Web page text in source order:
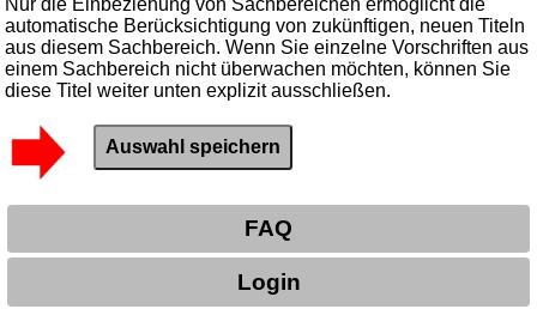
automatische Berücksichtigung von zukünftigen, neuen Titeln
aus diesem Sachbereich. Wenn Sie einzelne Vorschriften aus
einem Sachbereich nicht überwachen möchten, können Sie
diese Titel weiter unten explizit ausschließen.
FAQ
Login